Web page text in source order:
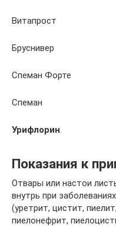
Витапрост
Бруснивер
Спеман Форте
Спеман
Урифлорин.
Показания к
Отвары или настои
внутрь при
(уретрит, цистит,
пиелонефрит,